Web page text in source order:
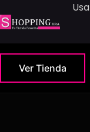
Usa
Ver Tienda